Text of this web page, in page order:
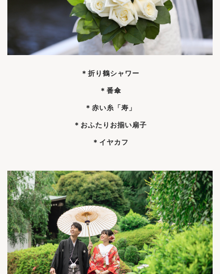
＊折り鶴シャワー
＊番傘
＊赤い糸「寿」
＊おふたりお揃い扇子
＊イヤカフ